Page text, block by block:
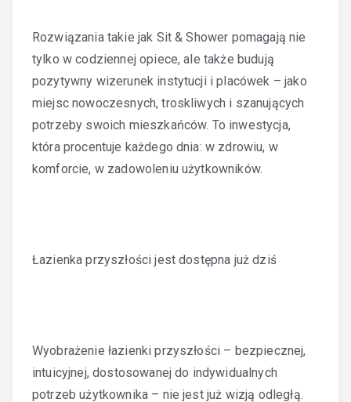
Rozwiązania takie jak Sit & Shower pomagają nie
tylko w codziennej opiece, ale także budują
pozytywny wizerunek instytucji i placówek – jako
miejsc nowoczesnych, troskliwych i szanujących
potrzeby swoich mieszkańców. To inwestycja,
która procentuje każdego dnia: w zdrowiu, w
komforcie, w zadowoleniu użytkowników.
Łazienka przyszłości jest dostępna już dziś
Wyobrażenie łazienki przyszłości – bezpiecznej,
intuicyjnej, dostosowanej do indywidualnych
potrzeb użytkownika – nie jest już wizją odległą.